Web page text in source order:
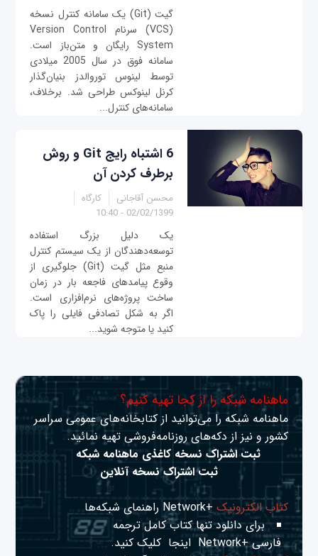
گیت (Git) یک سامانه کنترل نسخه
(VCS) سرنام Version Control
System رایگان و متن‌باز است.
سامانه فوق در سال 2005 میلادی
توسط لینوس توروالدز بنیان‌گذار
کرنل لینوکس طراحی شد. برخلاف،
سامانه‌های کنترل...
6 اشتباه رایج Git و روش
برطرف کردن آن
محسن آقاجانی
کارگاه
02/02/1399 - 10:40
یک دلیل بزرگ استفاده
توسعه‌دهندگان از یک سیستم کنترل
منبع مثل گیت (Git) جلوگیری از
وقوع پیامدهای فاجعه بار در زمان
ساخت پروژه‌های نرم‌افزاری است.
اگر به شکل تصادفی فایلی را پاک
کنید یا متوجه شوید...
ماهنامه شبکه را از کجا تهیه کنیم؟
ماهنامه شبکه را می‌توانید از کتابخانه‌های عمومی سراسر
کشور و نیز از دکه‌های روزنامه‌فروشی تهیه نمائید.
ثبت اشتراک نسخه کاغذی ماهنامه شبکه
ثبت اشتراک نسخه آنلاین
کتاب الکترونیک+Network راهنمای شبکه‌ها
برای دانلود تنها کتاب کامل ترجمه
فارسی +Network
اینجا کلیک کنید.